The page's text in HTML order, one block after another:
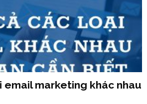
email marketing khác nhau